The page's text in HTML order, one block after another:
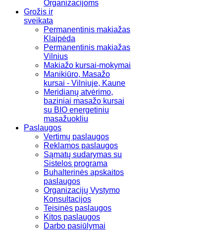
Organizacijoms
Grožis ir
sveikata
Permanentinis makiažas
Klaipėda
Permanentinis makiažas
Vilnius
Makiažo kursai-mokymai
Manikiūro, Masažo
kursai - Vilniuje, Kaune
Meridianų atvėrimo,
baziniai masažo kursai
su BIO energetiniu
masažuokliu
Paslaugos
Vertimų paslaugos
Reklamos paslaugos
Sąmatų sudarymas su
Sistelos programa
Buhalterinės apskaitos
paslaugos
Organizacijų Vystymo
Konsultacijos
Teisinės paslaugos
Kitos paslaugos
Darbo pasiūlymai